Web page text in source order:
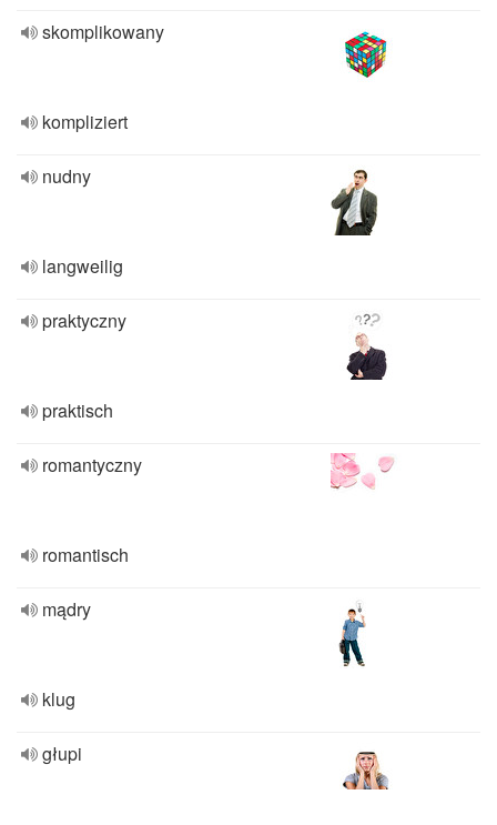
skomplikowany
kompliziert
nudny
langweilig
praktyczny
praktisch
romantyczny
romantisch
mądry
klug
głupi